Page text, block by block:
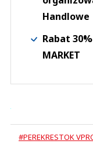
Handlowe
Rabat
MARKET
#PEREKRESTOK